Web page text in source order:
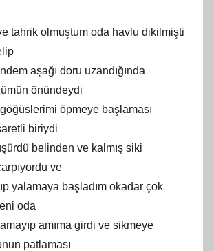
ve tahrik olmuştum oda havlu dikilmişti
aşağı doru uzandığında
önündeydi
öpmeye başlaması
biriydi
belinden ve kalmış siki
ve
yalamaya başladım okadar çok
oda
amıma girdi ve sikmeye
patlaması